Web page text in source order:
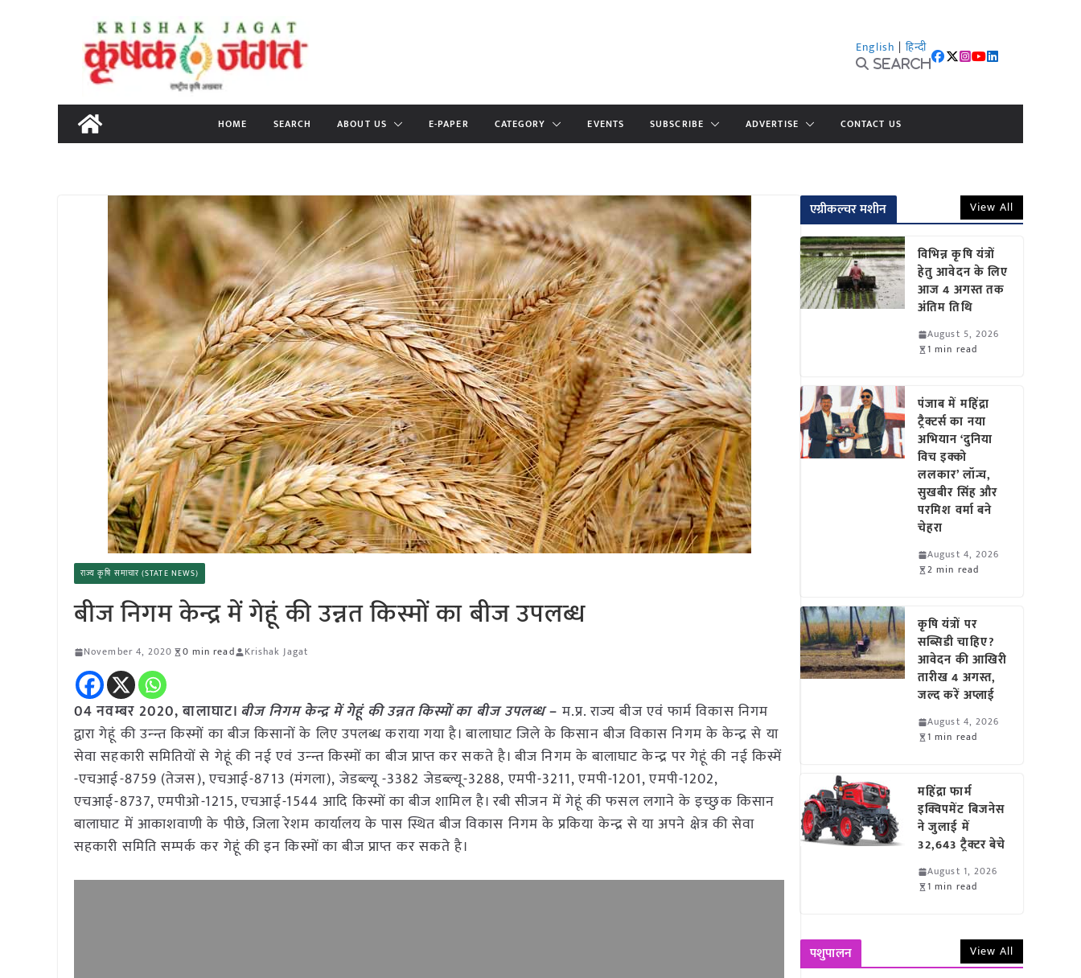
content
English | हिन्दी
Search
HOME SEARCH ABOUT US E-PAPER CATEGORY EVENTS SUBSCRIBE ADVERTISE CONTACT US
राज्य कृषि समाचार (STATE NEWS)
बीज निगम केन्द्र में गेहूं की उन्नत किस्मों का बीज उपलब्ध
November 4, 2020 0 min read Krishak Jagat
04 नवम्बर 2020, बालाघाट। बीज निगम केन्द्र में गेहूं की उन्नत किस्मों का बीज उपलब्ध–म.प्र. राज्य बीज एवं फार्म विकास निगम
द्वारा गेहूं की उन्न्त किस्मों का बीज किसानों के लिए उपलब्ध कराया गया है। बालाघाट जिले के किसान बीज विकास निगम के केन्द्र से या
सेवा सहकारी समितियों से गेहूं की नई एवं उन्न्त किस्मों का बीज प्राप्त कर सकते है। बीज निगम के बालाघाट केन्द्र पर गेहूं की नई किस्में
-एचआई-8759 (तेजस), एचआई-8713 (मंगला), जेडब्ल्यू -3382 जेडब्ल्यू-3288, एमपी-3211, एमपी-1201, एमपी-1202,
एचआई-8737, एमपीओ-1215, एचआई-1544 आदि किस्मों का बीज शामिल है। रबी सीजन में गेहूं की फसल लगाने के इच्छुक किसान
बालाघाट में आकाशवाणी के पीछे, जिला रेशम कार्यालय के पास स्थित बीज विकास निगम के प्रकिया केन्द्र से या अपने क्षेत्र की सेवा
सहकारी समिति सम्पर्क कर गेहूं की इन किस्मों का बीज प्राप्त कर सकते है।
एग्रीकल्चर मशीन View All
विभिन्न कृषि यंत्रों
हेतु आवेदन के लिए
आज 4 अगस्त तक
अंतिम तिथि
August 5, 2026
1 min read
पंजाब में महिंद्रा
ट्रैक्टर्स का नया
अभियान ‘दुनिया
विच इक्को
ललकार’ लॉन्च,
सुखबीर सिंह और
परमिश वर्मा बने
चेहरा
August 4, 2026
2 min read
कृषि यंत्रों पर
सब्सिडी चाहिए?
आवेदन की आखिरी
तारीख 4 अगस्त,
जल्द करें अप्लाई
August 4, 2026
1 min read
महिंद्रा फार्म
इक्विपमेंट बिजनेस
ने जुलाई में
32,643 ट्रैक्टर बेचे
August 1, 2026
1 min read
पशुपालन View All